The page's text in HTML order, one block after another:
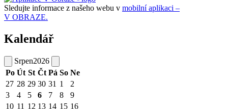
Sledujte informace z našeho webu v mobilní aplikaci –
V OBRAZE.
Kalendář
Srpen2026
Po Út St Čt Pá So Ne
27 28 29 30 31 1
2
3
4 5 6 7 8
9
10 11 12 13 14 15 16